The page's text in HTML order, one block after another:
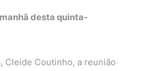
desta quinta-
Cleide Coutinho, a reunião